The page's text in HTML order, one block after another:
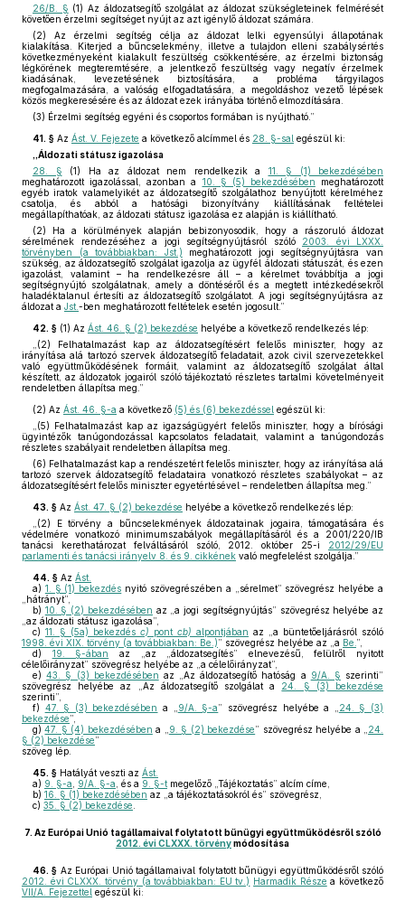
26/B. § (1) Az áldozatsegítő szolgálat az áldozat szükségleteinek felmérését
követően érzelmi segítséget nyújt az azt igénylő áldozat számára.
(2) Az érzelmi segítség célja az áldozat lelki egyensúlyi állapotának
kialakítása. Kiterjed a bűncselekmény, illetve a tulajdon elleni szabálysértés
következményeként kialakult feszültség csökkentésére, az érzelmi biztonság
légkörének megteremtésére, a jelentkező feszültség vagy negatív érzelmek
kiadásának, levezetésének biztosítására, a probléma tárgyilagos
megfogalmazására, a valóság elfogadtatására, a megoldáshoz vezető lépések
közös megkeresésére és az áldozat ezek irányába történő elmozdítására.
(3) Érzelmi segítség egyéni és csoportos formában is nyújtható.”
41. § Az Ást. V. Fejezete a következő alcímmel és 28. §-sal egészül ki:
„Áldozati státusz igazolása
28. § (1) Ha az áldozat nem rendelkezik a 11. § (1) bekezdésében
meghatározott igazolással, azonban a 10. § (5) bekezdésében meghatározott
egyéb iratok valamelyikét az áldozatsegítő szolgálathoz benyújtott kérelméhez
csatolja, és abból a hatósági bizonyítvány kiállításának feltételei
megállapíthatóak, az áldozati státusz igazolása ez alapján is kiállítható.
(2) Ha a körülmények alapján bebizonyosodik, hogy a rászoruló áldozat
sérelmének rendezéséhez a jogi segítségnyújtásról szóló 2003. évi LXXX.
törvényben (a továbbiakban: Jst.) meghatározott jogi segítségnyújtásra van
szükség, az áldozatsegítő szolgálat igazolja az ügyfél áldozati státuszát, és ezen
igazolást, valamint – ha rendelkezésre áll – a kérelmet továbbítja a jogi
segítségnyújtó szolgálatnak, amely a döntéséről és a megtett intézkedésekről
haladéktalanul értesíti az áldozatsegítő szolgálatot. A jogi segítségnyújtásra az
áldozat a Jst. -ben meghatározott feltételek esetén jogosult.”
42. § (1) Az Ást. 46. § (2) bekezdése helyébe a következő rendelkezés lép:
„(2) Felhatalmazást kap az áldozatsegítésért felelős miniszter, hogy az
irányítása alá tartozó szervek áldozatsegítő feladatait, azok civil szervezetekkel
való együttműködésének formáit, valamint az áldozatsegítő szolgálat által
készített, az áldozatok jogairól szóló tájékoztató részletes tartalmi követelményeit
rendeletben állapítsa meg.”
(2) Az Ást. 46. §-a a következő (5) és (6) bekezdéssel egészül ki:
„(5) Felhatalmazást kap az igazságügyért felelős miniszter, hogy a bírósági
ügyintézők tanúgondozással kapcsolatos feladatait, valamint a tanúgondozás
részletes szabályait rendeletben állapítsa meg.
(6) Felhatalmazást kap a rendészetért felelős miniszter, hogy az irányítása alá
tartozó szervek áldozatsegítő feladataira vonatkozó részletes szabályokat – az
áldozatsegítésért felelős miniszter egyetértésével – rendeletben állapítsa meg.”
43. § Az Ást. 47. § (2) bekezdése helyébe a következő rendelkezés lép:
„(2) E törvény a bűncselekmények áldozatainak jogaira, támogatására és
védelmére vonatkozó minimumszabályok megállapításáról és a 2001/220/IB
tanácsi kerethatározat felváltásáról szóló, 2012. október 25-i 2012/29/EU
parlamenti és tanácsi irányelv 8. és 9. cikkének való megfelelést szolgálja.”
44. § Az Ást.
a) 1. § (1) bekezdés nyitó szövegrészében a „sérelmet” szövegrész helyébe a
„hátrányt”,
b) 10. § (2) bekezdésében az „a jogi segítségnyújtás” szövegrész helyébe az
„az áldozati státusz igazolása”,
c) 11. § (5a) bekezdés c) pont cb) alpontjában az „a büntetőeljárásról szóló
1998. évi XIX. törvény (a továbbiakban: Be.)” szövegrész helyébe az „a Be. ”,
d)
19. §-ában
az „az „áldozatsegítés” elnevezésű, felülről nyitott
célelőirányzat” szövegrész helyébe az „a célelőirányzat”,
e) 43. § (3) bekezdésében az „Az áldozatsegítő hatóság a 9/A. § szerinti”
szövegrész helyébe az „Az áldozatsegítő szolgálat a 24. § (3) bekezdése
szerinti”,
f) 47. § (3) bekezdésében a „ 9/A. §-a” szövegrész helyébe a „ 24. § (3)
bekezdése”,
g) 47. § (4) bekezdésében a „ 9. § (2) bekezdése” szövegrész helyébe a „ 24.
§ (2) bekezdése”
szöveg lép.
45. § Hatályát veszti az Ást.
a) 9. §-a 9/A. §-a , és a 9. §-t megelőző „Tájékoztatás” alcím címe,
b) 16. § (1) bekezdésében az „a tájékoztatásokról és” szövegrész,
c) 35. § (2) bekezdése
7. Az Európai Unió tagállamaival folytatott bűnügyi együttműködésről szóló
2012. évi CLXXX. törvénymódosítása
46. § Az Európai Unió tagállamaival folytatott bűnügyi együttműködésről szóló
2012. évi CLXXX. törvény (a továbbiakban: EU tv.) Harmadik Része a következő
VII/A. Fejezettel egészül ki: